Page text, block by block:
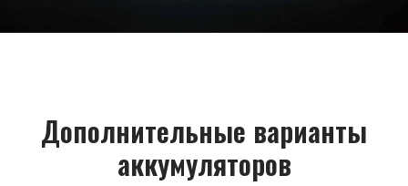
Дополнительные варианты
аккумуляторов